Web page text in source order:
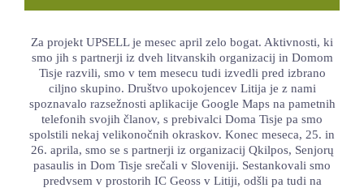
TEČAJI
KNJIŽNICA
60-LETNICA
Za projekt UPSELL je mesec april zelo bogat. Aktivnosti, ki
smo jih s partnerji iz dveh litvanskih organizacij in Domom
Tisje razvili, smo v tem mesecu tudi izvedli pred izbrano
ciljno skupino. Društvo upokojencev Litija je z nami
spoznavalo razsežnosti aplikacije Google Maps na pametnih
telefonih svojih članov, s prebivalci Doma Tisje pa smo
spolstili nekaj velikonočnih okraskov. Konec meseca, 25. in
26. aprila, smo se s partnerji iz organizacij Qkilpos, Senjorų
pasaulis in Dom Tisje srečali v Sloveniji. Sestankovali smo
predvsem v prostorih IC Geoss v Litiji, odšli pa tudi na